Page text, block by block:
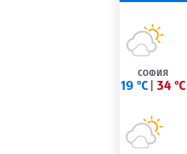
СОФИЯ
19 °C 34 °C